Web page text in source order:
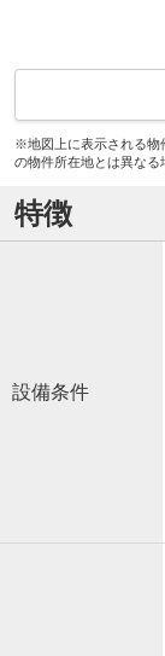
※地図上に表示される物
の物件所在地とは異なる
特徴
設備条件